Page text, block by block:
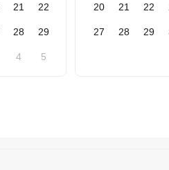
21 22
28 29
4 5
20 21 22
27 28 29